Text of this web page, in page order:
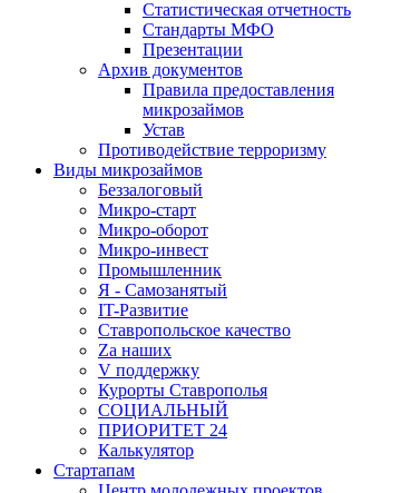
Статистическая отчетность
Стандарты МФО
Презентации
Архив документов
Правила предоставления
микрозаймов
Устав
Противодействие терроризму
Виды микрозаймов
Беззалоговый
Микро-старт
Микро-оборот
Микро-инвест
Промышленник
Я - Самозанятый
IT-Развитие
Ставропольское качество
Za наших
V поддержку
Курорты Ставрополья
СОЦИАЛЬНЫЙ
ПРИОРИТЕТ 24
Калькулятор
Стартапам